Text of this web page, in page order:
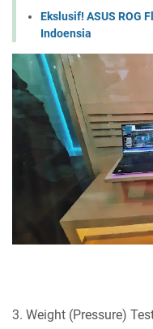
Ekslusif! ASUS ROG
Indoensia
3. Weight (Pressure)